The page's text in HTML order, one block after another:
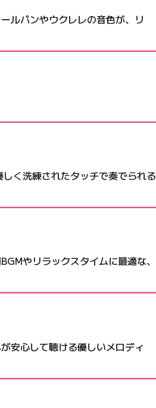
ルパンやウクレレの音色が、リ
く洗練されたタッチで奏でられる
やリラックスタイムに最適な、
安心して聴ける優しいメロディ